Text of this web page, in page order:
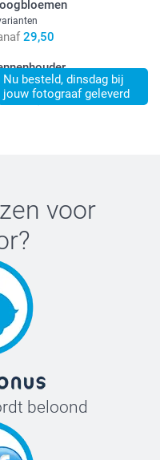
29,50
Nu besteld, dinsdag bij
jouw fotograaf geleverd
14,50
voor
?
beloond